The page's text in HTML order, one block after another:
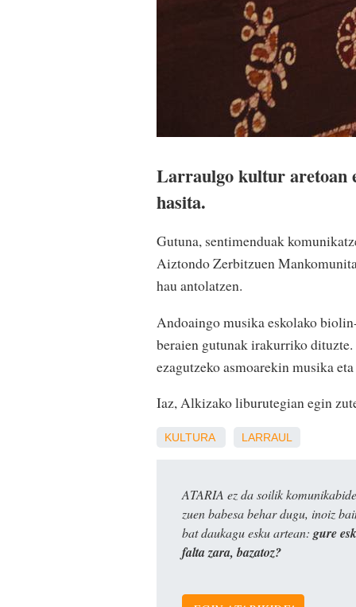
Larraulgo kultur aretoan
hasita.
Gutuna, sentimenduak
Aiztondo Zerbitzuen
hau antolatzen.
Andoaingo musika eskolako
beraien gutunak irakurriko
ezagutzeko asmoarekin musika
Iaz, Alkizako liburutegian egin
KULTURA LARRAUL
ATARIA ez da soilik
zuen babesa behar dugu, inoiz
bat daukagu esku artean: gure
falta zara, bazatoz?